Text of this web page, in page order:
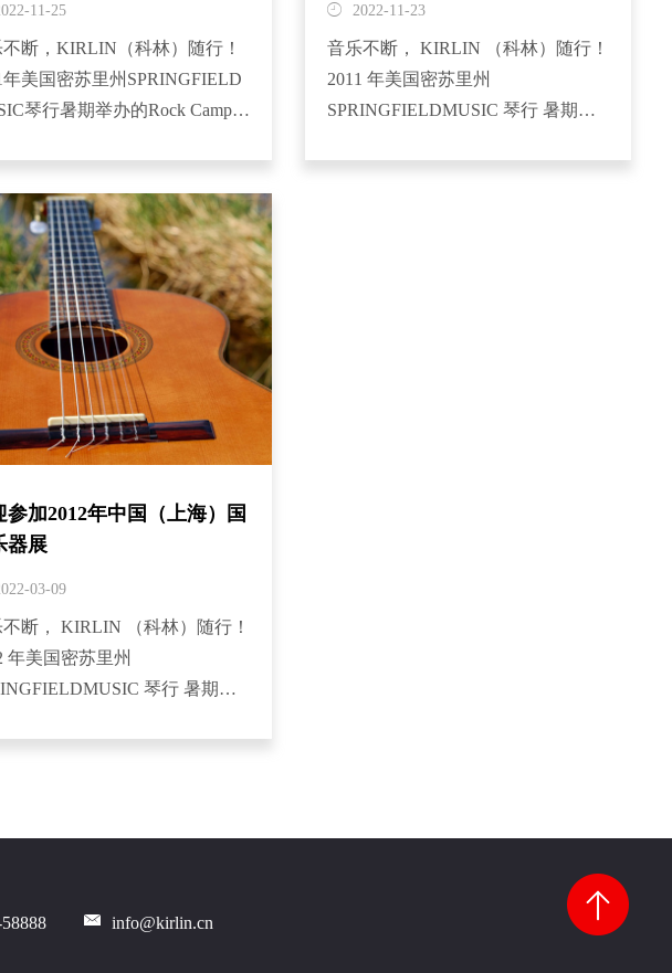
11-25
断，KIRLIN（科林）随行！
年美国密苏里州SPRINGFIELD
琴行暑期举办的Rock Camp,
的4期活动中均...
2022-11-23
音乐不断， KIRLIN （科林）随行！
2011 年美国密苏里州
SPRINGFIELDMUSIC 琴行 暑期举
参加2012年中国（上海）国
器展
03-09
断， KIRLIN （科林）随行！
年美国密苏里州
琴行 暑期举
info@kirlin.cn